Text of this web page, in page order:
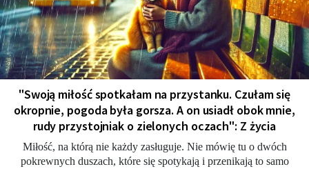
"Swoją miłość spotkałam na przystanku. Czułam się
okropnie, pogoda była gorsza. A on usiadł obok mnie,
rudy przystojniak o zielonych oczach": Z życia
Miłość, na którą nie każdy zasługuje. Nie mówię tu o dwóch
pokrewnych duszach, które się spotykają i przenikają to samo